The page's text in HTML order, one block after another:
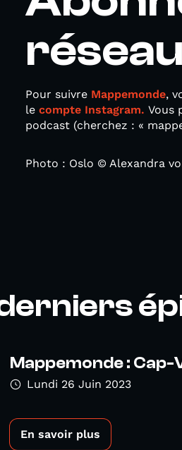
Pour suivre Mappemonde,
le compte Instagram. Vous
podcast (cherchez : «
Photo : Oslo © Alexandra
Mappemonde :
Lundi 26 Juin 2023
En savoir plus